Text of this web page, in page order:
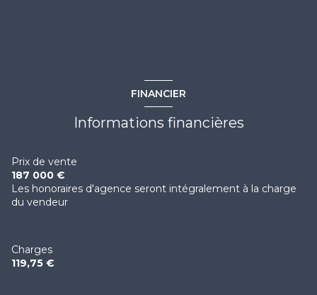
FINANCIER
Informations financières
Prix de vente
187 000 €
Les honoraires d'agence seront intégralement à la charge
du vendeur
Charges
119,75 €